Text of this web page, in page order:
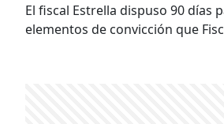
El fiscal Estrella dispuso 90 días
elementos de convicción que